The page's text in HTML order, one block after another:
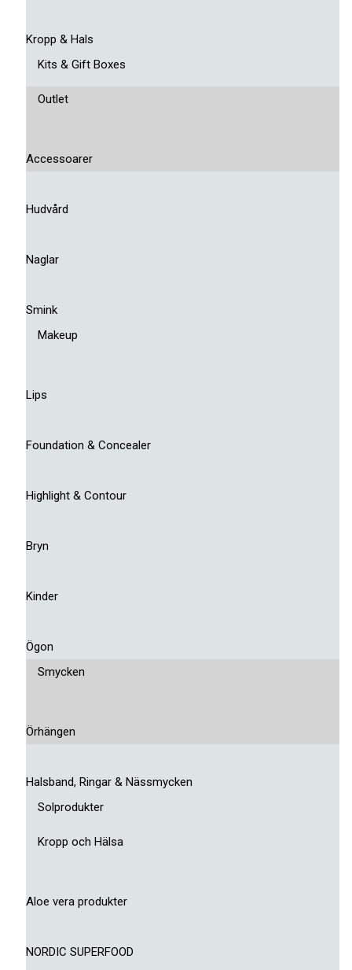
Kropp & Hals
Kits & Gift Boxes
Outlet
Accessoarer
Hudvård
Naglar
Smink
Makeup
Lips
Foundation & Concealer
Highlight & Contour
Bryn
Kinder
Ögon
Smycken
Örhängen
Halsband, Ringar & Nässmycken
Solprodukter
Kropp och Hälsa
Aloe vera produkter
NORDIC SUPERFOOD